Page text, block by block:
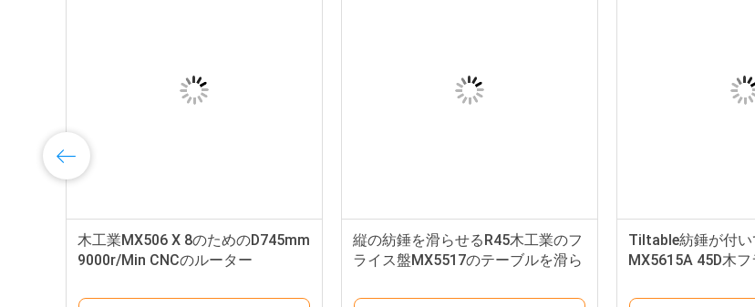
木工業MX506 X 8のためのD745mm
9000r/Min CNCのルーター
縦の紡錘を滑らせるR45木工業のフ
ライス盤MX5517のテーブルを滑ら
Tiltable紡錘が付
MX5615A 45D木